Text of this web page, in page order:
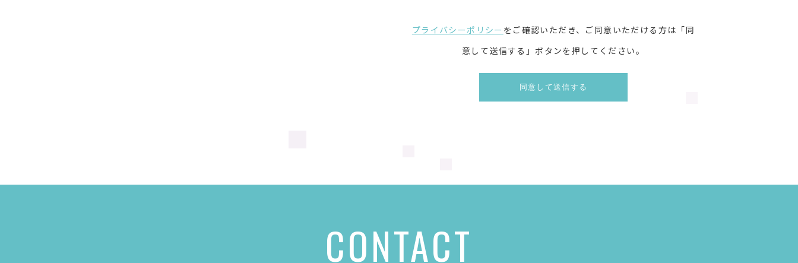
プライバシーポリシー をご確認いただき、ご同意いただける方は「同
意して送信する」ボタンを押してください。
CONTACT